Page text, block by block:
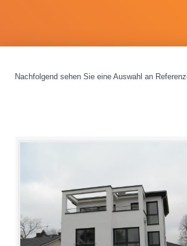
Nachfolgend sehen Sie eine Auswahl an